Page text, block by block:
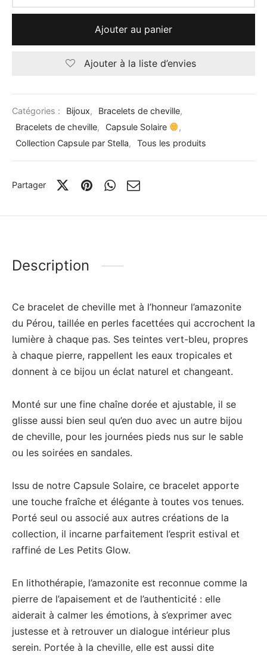
Ajouter au panier
Ajouter à la liste d’envies
Catégories : Bijoux, Bracelets de cheville,
Bracelets de cheville, Capsule Solaire
,
Collection Capsule par Stella, Tous les produits
Partager
Description
Ce bracelet de cheville met à l’honneur l’amazonite
du Pérou, taillée en perles facettées qui accrochent la
lumière à chaque pas. Ses teintes vert-bleu, propres
à chaque pierre, rappellent les eaux tropicales et
donnent à ce bijou un éclat naturel et changeant.
Monté sur une fine chaîne dorée et ajustable, il se
glisse aussi bien seul qu’en duo avec un autre bijou
de cheville, pour les journées pieds nus sur le sable
ou les soirées en sandales.
Issu de notre Capsule Solaire, ce bracelet apporte
une touche fraîche et élégante à toutes vos tenues.
Porté seul ou associé aux autres créations de la
collection, il incarne parfaitement l’esprit estival et
raffiné de Les Petits Glow.
En lithothérapie, l’amazonite est reconnue comme la
pierre de l’apaisement et de l’authenticité : elle
aiderait à calmer les émotions, à s’exprimer avec
justesse et à retrouver un dialogue intérieur plus
serein. Portée à la cheville, elle est aussi dite